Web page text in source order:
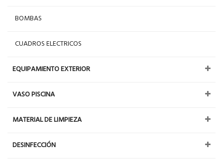
BOMBAS
CUADROS ELECTRICOS
EQUIPAMIENTO EXTERIOR
VASO PISCINA
MATERIAL DE LIMPIEZA
DESINFECCIÓN